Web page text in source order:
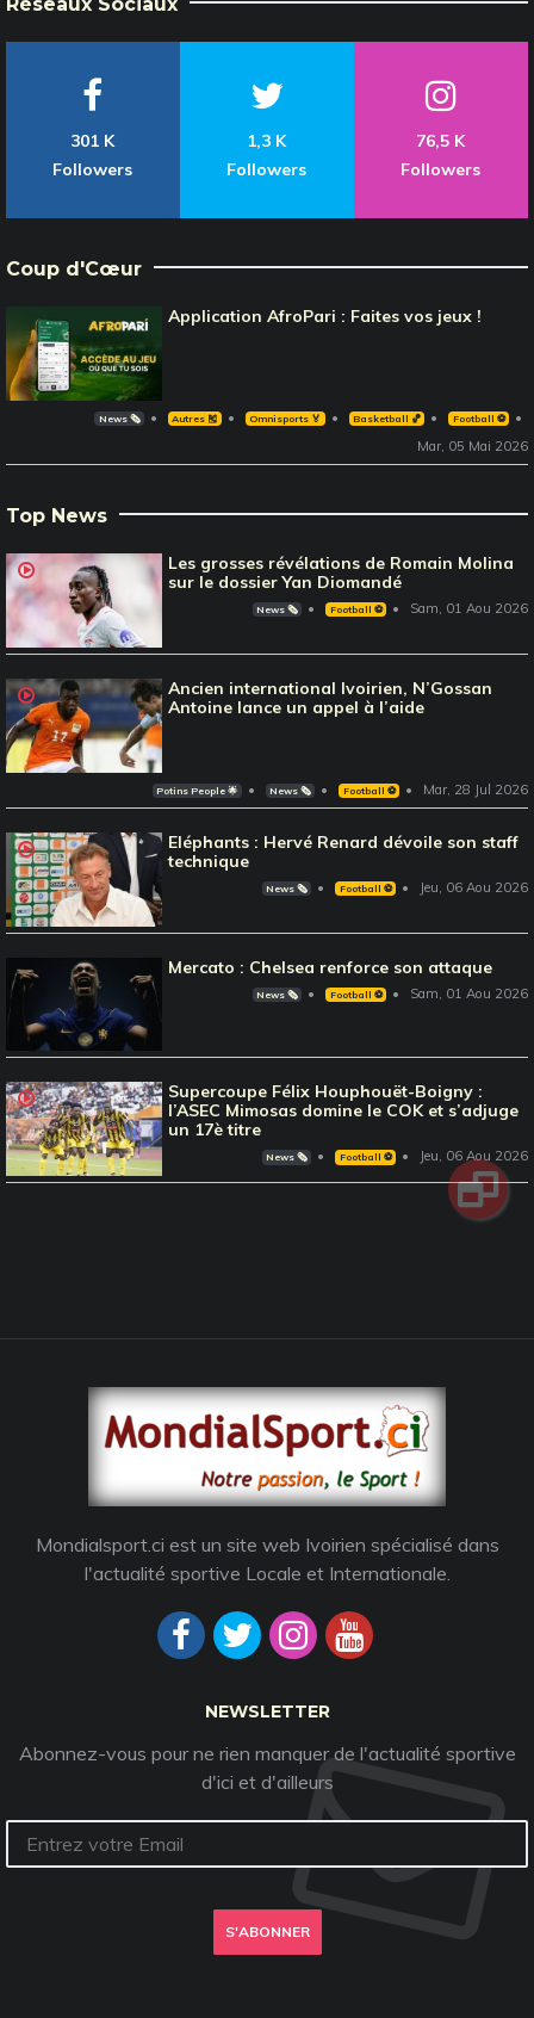
Réseaux Sociaux
301 K
Followers
1,3 K
Followers
76,5 K
Followers
Coup d'Cœur
Application AfroPari : Faites vos jeux !
News 🗞️ Autres 🎽 Omnisports 🏅 Basketball 🏀 Football ⚽️
Mar, 05 Mai 2026
Top News
Les grosses révélations de Romain Molina
sur le dossier Yan Diomandé
News 🗞️ Football ⚽️ Sam, 01 Aou 2026
Ancien international Ivoirien, N’Gossan
Antoine lance un appel à l’aide
Potins People 🌟 News 🗞️ Football ⚽️ Mar, 28 Jul 2026
Eléphants : Hervé Renard dévoile son staff
technique
News 🗞️ Football ⚽️ Jeu, 06 Aou 2026
Mercato : Chelsea renforce son attaque
News 🗞️ Football ⚽️ Sam, 01 Aou 2026
Supercoupe Félix Houphouët-Boigny :
l’ASEC Mimosas domine le COK et s’adjuge
un 17è titre
News 🗞️ Football ⚽️ Jeu, 06 Aou 2026
Mondialsport.ci est un site web Ivoirien spécialisé dans
l'actualité sportive Locale et Internationale.
NEWSLETTER
Abonnez-vous pour ne rien manquer de l'actualité sportive
d'ici et d'ailleurs
S'ABONNER